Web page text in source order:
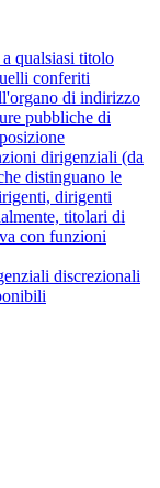
qualsiasi titolo
conferiti
di indirizzo
pubbliche di
dirigenziali (da
distinguano le
dirigenti
titolari di
con funzioni
discrezionali